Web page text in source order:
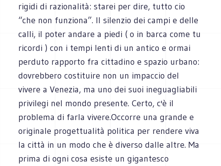
rigidi di razionalità: starei per dire, tutto cio
“che non funziona”. Il silenzio dei campi e delle
calli, il poter andare a piedi ( o in barca come tu
ricordi ) con i tempi lenti di un antico e ormai
perduto rapporto fra cittadino e spazio urbano:
dovrebbero costituire non un impaccio del
vivere a Venezia, ma uno dei suoi ineguagliabili
privilegi nel mondo presente. Certo, c'è il
problema di farla vivere.Occorre una grande e
originale progettualità politica per rendere viva
la città in un modo che è diverso dalle altre. Ma
prima di ogni cosa esiste un gigantesco